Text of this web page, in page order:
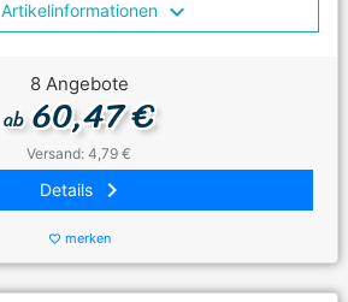
Artikelinformationen
8 Angebote
ab60,47 €
Versand: 4,79 €
Details keyboard_arrow_right
favorite_border merken